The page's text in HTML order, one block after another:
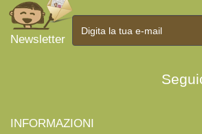
Newsletter
INFORMAZIONI